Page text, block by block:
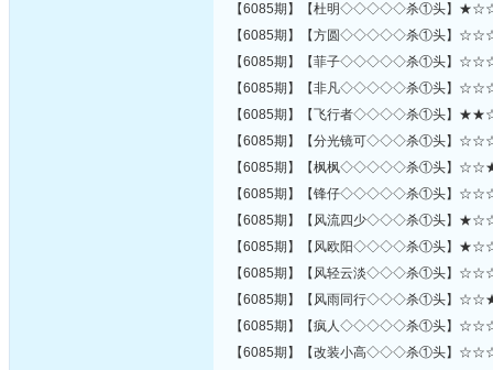
【6085期】【杜明◇◇◇◇◇杀①
【6085期】【方圆◇◇◇◇◇杀①
【6085期】【菲子◇◇◇◇◇杀①
【6085期】【非凡◇◇◇◇◇杀①
【6085期】【飞行者◇◇◇◇杀
【6085期】【分光镜可◇◇◇杀
【6085期】【枫枫◇◇◇◇◇杀①
【6085期】【锋仔◇◇◇◇◇杀①
【6085期】【风流四少◇◇◇杀
【6085期】【风欧阳◇◇◇◇杀
【6085期】【风轻云淡◇◇◇杀
【6085期】【风雨同行◇◇◇杀
【6085期】【疯人◇◇◇◇◇杀①
【6085期】【改装小高◇◇◇杀